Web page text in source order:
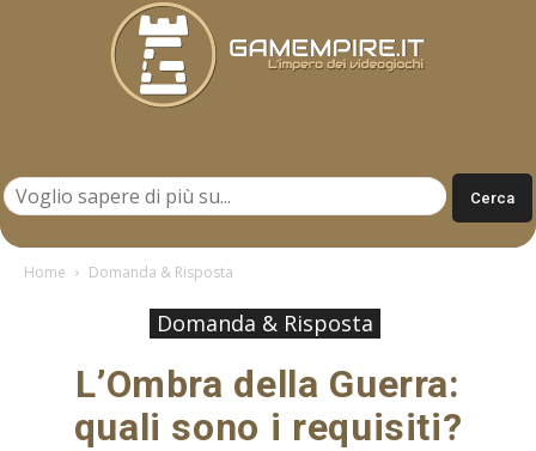
Home Domanda & Risposta
Domanda & Risposta
L’Ombra della Guerra:
quali sono i requisiti?